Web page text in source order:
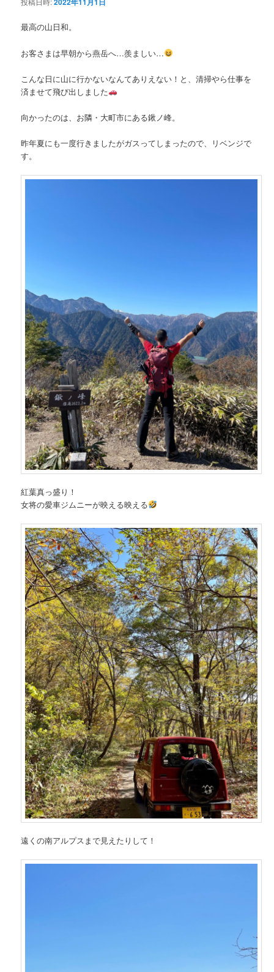
最高の山日和。
お客さまは早朝から燕岳へ…羨ましい…
こんな日に山に行かないなんてありえない！と、清掃やら仕事を
済ませて飛び出しました
向かったのは、お隣・大町市にある鍬ノ峰。
昨年夏にも一度行きましたがガスってしまったので、リベンジで
す。
紅葉真っ盛り！
女将の愛車ジムニーが映える映える
遠くの南アルプスまで見えたりして！